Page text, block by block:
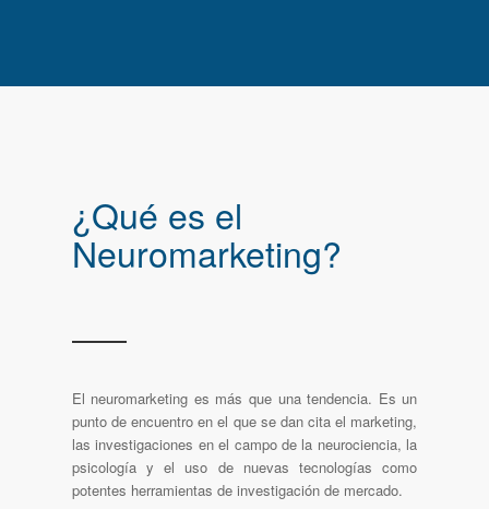
¿Qué es el
Neuromarketing?
El neuromarketing es más que una tendencia. Es un
punto de encuentro en el que se dan cita el marketing,
las investigaciones en el campo de la neurociencia, la
psicología y el uso de nuevas tecnologías como
potentes herramientas de investigación de mercado.